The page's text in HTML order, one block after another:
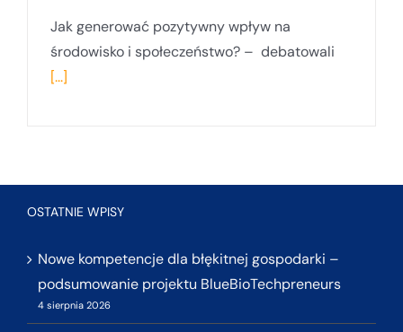
Jak generować pozytywny wpływ na
środowisko i społeczeństwo? – debatowali
[...]
OSTATNIE WPISY
Nowe kompetencje dla błękitnej gospodarki –
podsumowanie projektu BlueBioTechpreneurs
4 sierpnia 2026